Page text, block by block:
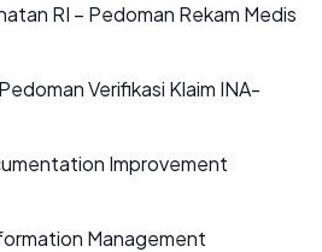
RI – Pedoman Rekam Medis
Verifikasi Klaim INA-
Improvement
Management